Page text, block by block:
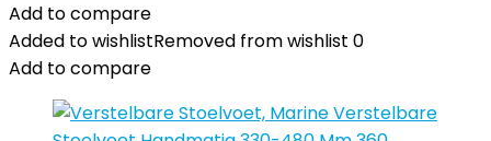
Add to compare
Added to wishlistRemoved from wishlist 0
Add to compare